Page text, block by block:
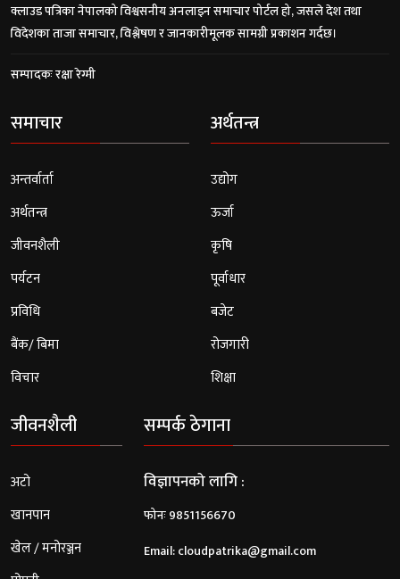
क्लाउड पत्रिका नेपालको विश्वसनीय अनलाइन समाचार पोर्टल हो, जसले देश तथा
विदेशका ताजा समाचार, विश्लेषण र जानकारीमूलक सामग्री प्रकाशन गर्दछ।
सम्पादकः रक्षा रेग्मी
समाचार
अन्तर्वार्ता
अर्थतन्त्र
जीवनशैली
पर्यटन
प्रविधि
बैंक/ बिमा
विचार
अर्थतन्त्र
उद्योग
ऊर्जा
कृषि
पूर्वाधार
बजेट
रोजगारी
शिक्षा
जीवनशैली
अटो
खानपान
खेल / मनोरञ्जन
सम्पर्क ठेगाना
विज्ञापनको लागि :
फोनः 9851156670
Email:cloudpatrika@gmail.com